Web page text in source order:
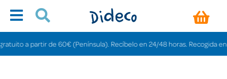
a partir de 60€ (Península). Recíbelo en 24/48 horas. Recogida en